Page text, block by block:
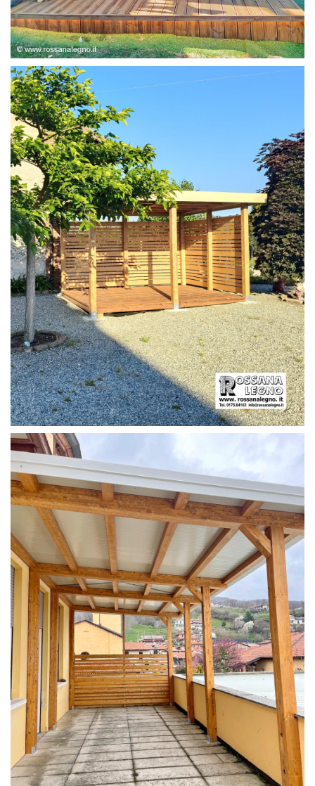
STRUTTURA ABETE LAMELLARE, RIVESTIMENTO IN
LARICE,
PERGOLA CON PAVIMENTO E FRANGIVISTA